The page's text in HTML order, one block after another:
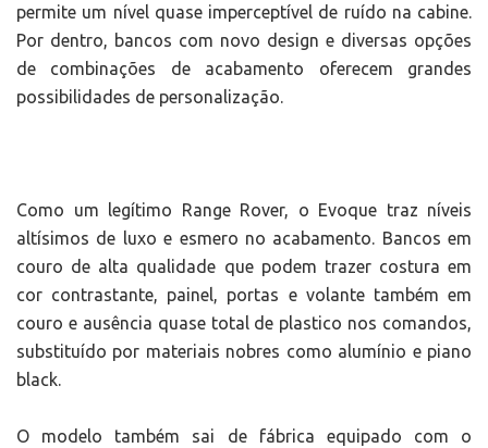
permite um nível quase imperceptível de ruído na cabine.
Por dentro, bancos com novo design e diversas opções
de combinações de acabamento oferecem grandes
possibilidades de personalização.
Como um legítimo Range Rover, o Evoque traz níveis
altísimos de luxo e esmero no acabamento. Bancos em
couro de alta qualidade que podem trazer costura em
cor contrastante, painel, portas e volante também em
couro e ausência quase total de plastico nos comandos,
substituído por materiais nobres como alumínio e piano
black.
O modelo também sai de fábrica equipado com o